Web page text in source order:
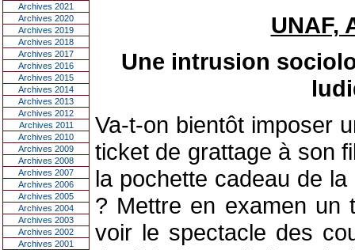
Archives 2021
Archives 2020
Archives 2019
Archives 2018
Archives 2017
Archives 2016
Archives 2015
Archives 2014
Archives 2013
Archives 2012
Archives 2011
Archives 2010
Archives 2009
Archives 2008
Archives 2007
Archives 2006
Archives 2005
Archives 2004
Archives 2003
Archives 2002
Archives 2001
UNAF,
Une intrusion
Va-t-on bientôt imposer
ticket de grattage à son
la pochette cadeau de
? Mettre en examen un
voir le spectacle des